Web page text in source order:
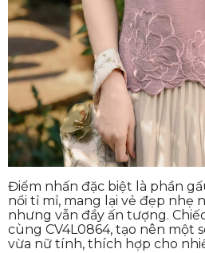
Điểm nhấn đặc biệt là phần
nổi tỉ mỉ, mang lại vẻ đẹp nhẹ
nhưng vẫn đầy ấn tượng.
cùng CV4L0864, tạo nên một
vừa nữ tính, thích hợp cho